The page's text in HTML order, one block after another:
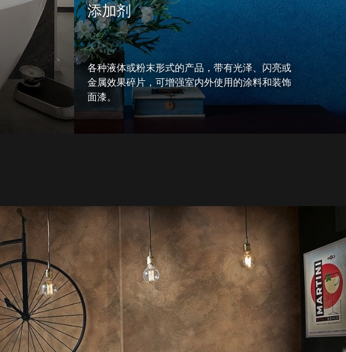
添加剂
各种液体或粉末形式的产品，带有光泽、闪亮或
金属效果碎片，可增强室内外使用的涂料和装饰
面漆。